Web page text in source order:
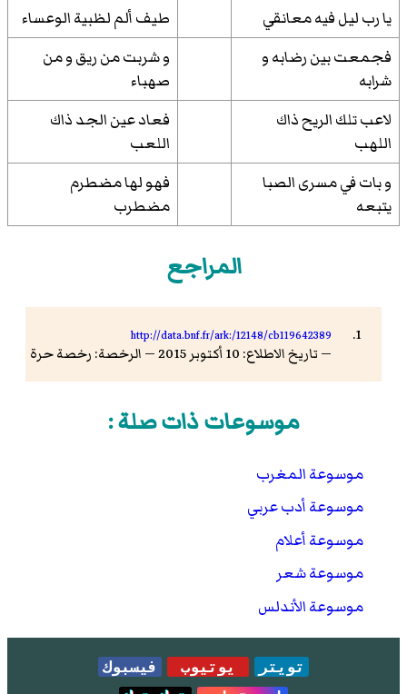
يا رب ليل فيه معانقي
طيف ألم لظبية الوعساء
فجمعت بين رضابه و
شرابه
و شربت من ريق و من
صهباء
لاعب تلك الريح ذاك
اللهب
فعاد عين الجد ذاك
اللعب
و بات في مسرى الصبا
يتبعه
فهو لها مضطرم
مضطرب
المراجع
http://data.bnf.fr/ark:/12148/cb119642389
— تاريخ الاطلاع: 10 أكتوبر 2015 — الرخصة: رخصة حرة
موسوعات ذات صلة :
موسوعة المغرب
موسوعة أدب عربي
موسوعة أعلام
موسوعة شعر
موسوعة الأندلس
تويتر يوتيوب
فيسبوك